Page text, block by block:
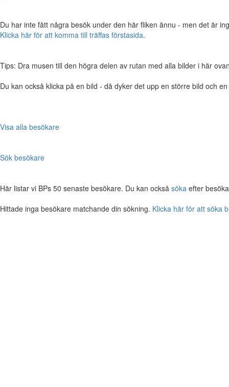
Du har inte fått några besök under den här fliken ännu - men det är
Klicka här för att komma till träffas förstasida.
Tips: Dra musen till den högra delen av rutan med alla bilder i här
Du kan också klicka på en bild - då dyker det upp en större bild och
Visa alla besökare
Sök besökare
Här listar vi BPs 50 senaste besökare. Du kan också söka efter
Hittade inga besökare matchande din sökning. Klicka här för att söka